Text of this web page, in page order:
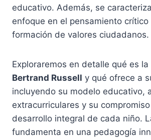
educativo. Además, se
enfoque en el pensamiento crítico
formación de valores ciudadanos.
Exploraremos en detalle qué es la
Bertrand Russell y qué ofrece a
incluyendo su modelo educativo,
extracurriculares y su
desarrollo integral de cada niño.
fundamenta en una pedagogía